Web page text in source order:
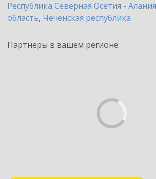
Республика Северная Осетия - Алания
область, Чеченская республика
Партнеры в вашем регионе: